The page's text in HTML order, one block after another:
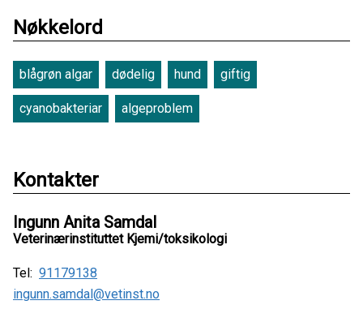
Nøkkelord
blågrøn algar dødelig hund giftig
cyanobakteriar algeproblem
Kontakter
Ingunn Anita Samdal
Veterinærinstituttet Kjemi/toksikologi
Tel: 91179138
ingunn.samdal@vetinst.no